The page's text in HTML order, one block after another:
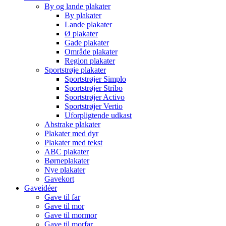
By og lande plakater
By plakater
Lande plakater
Ø plakater
Gade plakater
Område plakater
Region plakater
Sportstrøje plakater
Sportstrøjer Simplo
Sportstrøjer Stribo
Sportstrøjer Activo
Sportstrøjer Vertio
Uforpligtende udkast
Abstrake plakater
Plakater med dyr
Plakater med tekst
ABC plakater
Børneplakater
Nye plakater
Gavekort
Gaveidéer
Gave til far
Gave til mor
Gave til mormor
Gave til morfar